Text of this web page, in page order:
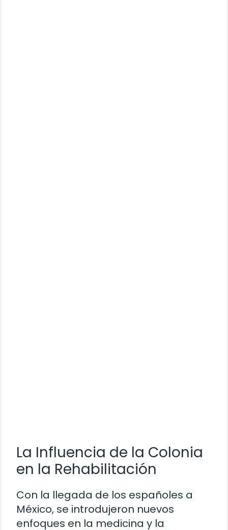
La Influencia de la Colonia
en la Rehabilitación
Con la llegada de los españoles a
México, se introdujeron nuevos
enfoques en la medicina y la